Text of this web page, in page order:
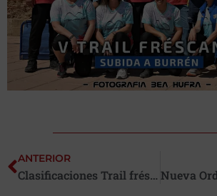
ANTERIOR
Clasificaciones Trail fréscano 2026